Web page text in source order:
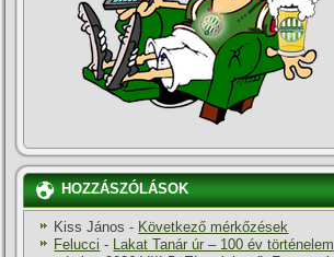
HOZZÁSZÓLÁSOK
Kiss János - Következő mérkőzések
Felucci -
Lakat Tanár úr – 100 év történelem